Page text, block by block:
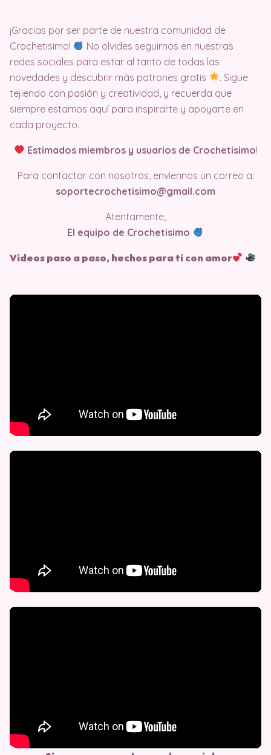
¡Gracias por ser parte de nuestra comunidad de
Crochetisimo!
No olvides seguirnos en nuestras
redes sociales para estar al tanto de todas las
novedades y descubrir más patrones gratis
. Sigue
tejiendo con pasión y creatividad, y recuerda que
siempre estamos aquí para inspirarte y apoyarte en
cada proyecto.
Estimados miembros y usuarios de Crochetisimo!
Para contactar con nosotros, envíennos un correo a:
soportecrochetisimo@gmail.com
Atentamente,
El equipo de Crochetisimo
Videos paso a paso, hechos para ti con amor